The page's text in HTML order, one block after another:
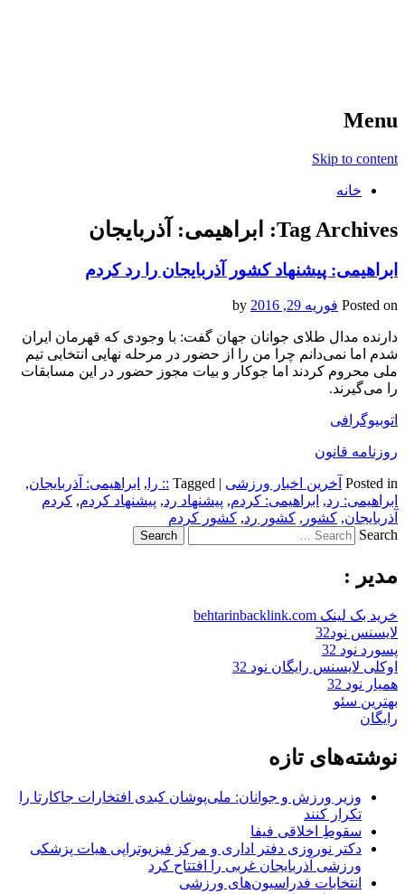
Menu
Skip to content
خانه
Tag Archives: ابراهیمی: آذربایجان
ابراهیمی: پیشنهاد کشور آذربایجان را رد کردم
Posted on فوریه 29, 2016
دارنده مدال طلای جوانان جهان گفت: با وجودی که قهرمان ایران
شدم اما نمی‌دانم چرا من را از حضور در مرحله نهایی انتخابی تیم
ملی محروم کردند اما جوکار و بیات مجوز حضور در این مسابقات
را می‌گیرند.
اتوبیوگرافی
روزنامه قانون
Posted in آخرین اخبار ورزشی |
Tagged :: را , ابراهیمی: آذربایجان,
ابراهیمی: رد, ابراهیمی: کردم, پیشنهاد رد, پیشنهاد کردم, کردم
آذربایجان, کشور , کشور رد, کشور کردم
Search
مدیر :
خرید بک لینک behtarinbacklink.com
لایسنس نود32
پسورد نود 32
اوکلی لایسنس رایگان نود 32
همیار نود 32
بهترین سئو
رایگان
نوشته‌های تازه
وزیر ورزش و جوانان: ملی‌پوشان کبدی افتخارات جاکارتا را
تکرار کنند
سقوطِ اخلاقی فیفا
دکتر نوروزی دفتر اداری و مرکز فیزیوتراپی هیات پزشکی
ورزشی آذربایجان غربی را افتتاح کرد
انتخابات فدراسیون‌های ورزشی